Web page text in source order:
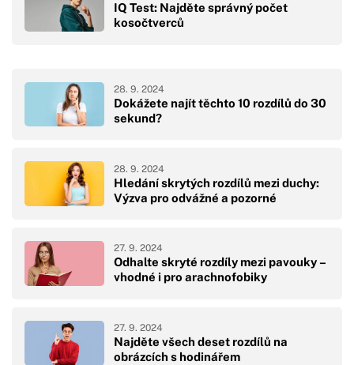
IQ Test: Najděte správný počet
kosočtverců
Dokážete najít těchto 10 rozdílů do 30
sekund?
28. 9. 2024
Hledání skrytých rozdílů mezi duchy:
Výzva pro odvážné a pozorné
28. 9. 2024
Odhalte skryté rozdíly mezi pavouky –
vhodné i pro arachnofobiky
27. 9. 2024
Najděte všech deset rozdílů na
obrázcích s hodinářem
27. 9. 2024